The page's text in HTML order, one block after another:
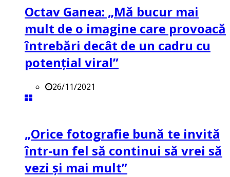
Octav Ganea: „Mă bucur mai
mult de o imagine care provoacă
întrebări decât de un cadru cu
potenţial viral”
26/11/2021
„Orice fotografie bună te invită
într-un fel să continui să vrei să
vezi și mai mult”